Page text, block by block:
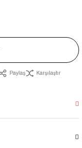
Paylaş Karşılaştır